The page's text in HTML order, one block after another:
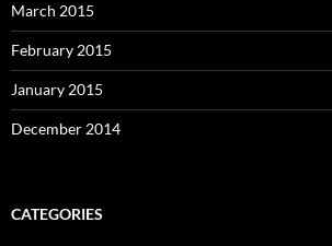
March 2015
February 2015
January 2015
December 2014
CATEGORIES